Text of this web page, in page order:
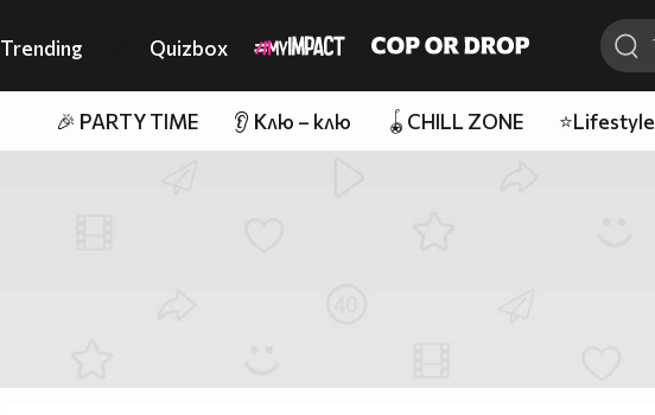
Trending Quizbox
🎉 PARTY TIME 👂 Клю – клю 🪀CHILL ZONE ⭐Lifestyle